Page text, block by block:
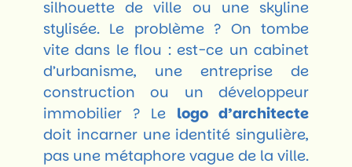
silhouette de ville ou une skyline
stylisée. Le problème ? On tombe
vite dans le flou : est-ce un cabinet
d’urbanisme, une entreprise de
construction ou un développeur
immobilier ? Le logo d’architecte
doit incarner une identité singulière,
pas une métaphore vague de la ville.